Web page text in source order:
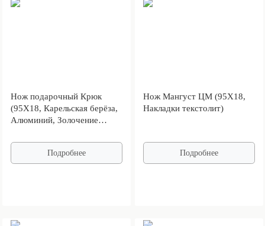
Нож подарочный Крюк
(95Х18, Карельская берёза,
Алюминий, Золочение
Подробнее
Нож Мангуст ЦМ (95Х18,
Накладки текстолит)
Подробнее